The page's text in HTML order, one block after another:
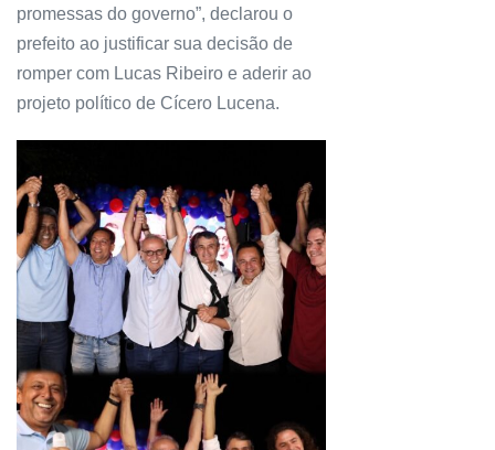
promessas do governo”, declarou o
prefeito ao justificar sua decisão de
romper com Lucas Ribeiro e aderir ao
projeto político de Cícero Lucena.